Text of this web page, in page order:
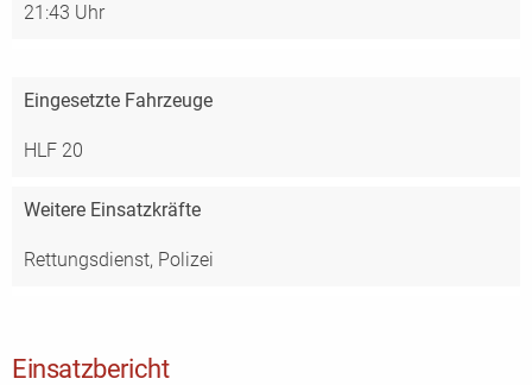
21:43 Uhr
Eingesetzte Fahrzeuge
HLF 20
Weitere Einsatzkräfte
Rettungsdienst, Polizei
Einsatzbericht